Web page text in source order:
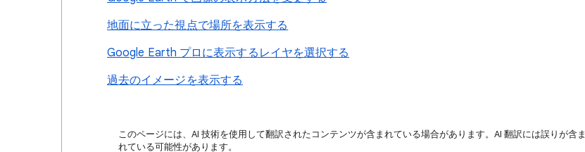
地面に立った視点で場所を表示する
Google Earth プロに表示するレイヤを選択する
過去のイメージを表示する
このページには、AI 技術を使用して翻訳されたコンテンツが含まれている場合があります。AI 翻訳には誤りが含ま
れている可能性があります。